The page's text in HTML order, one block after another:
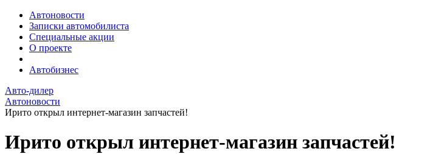
Автоновости
Записки автомобилиста
Специальные акции
О проекте
Автобизнес
Авто-дилер
Автоновости
Ирито открыл интернет-магазин запчастей!
Ирито открыл интернет-магазин запчастей!